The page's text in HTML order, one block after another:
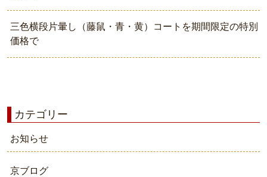
三色横段片暈し（藤鼠・青・黄）コートを期間限定の特別
価格で
カテゴリー
お知らせ
京ブログ